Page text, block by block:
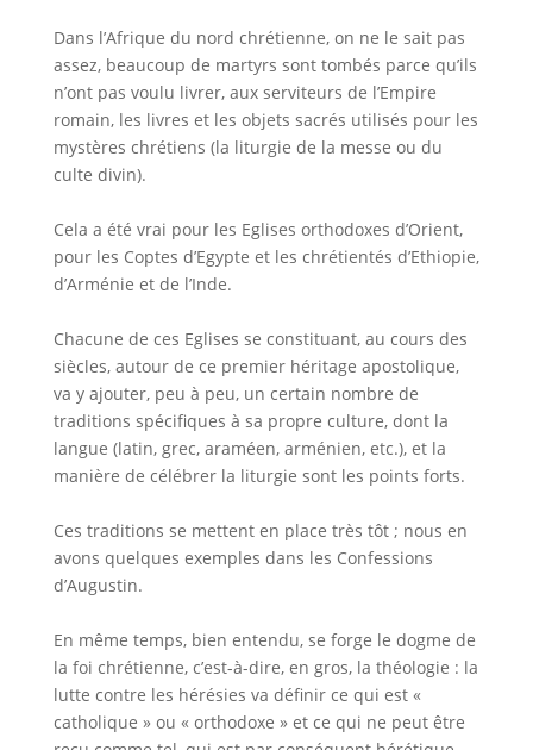
Dans l’Afrique du nord chrétienne, on ne le sait pas
assez, beaucoup de martyrs sont tombés parce qu’ils
n’ont pas voulu livrer, aux serviteurs de l’Empire
romain, les livres et les objets sacrés utilisés pour les
mystères chrétiens (la liturgie de la messe ou du
culte divin).
Cela a été vrai pour les Eglises orthodoxes d’Orient,
pour les Coptes d’Egypte et les chrétientés d’Ethiopie,
d’Arménie et de l’Inde.
Chacune de ces Eglises se constituant, au cours des
siècles, autour de ce premier héritage apostolique,
va y ajouter, peu à peu, un certain nombre de
traditions spécifiques à sa propre culture, dont la
langue (latin, grec, araméen, arménien, etc.), et la
manière de célébrer la liturgie sont les points forts.
Ces traditions se mettent en place très tôt ; nous en
avons quelques exemples dans les Confessions
d’Augustin.
En même temps, bien entendu, se forge le dogme de
la foi chrétienne, c’est-à-dire, en gros, la théologie : la
lutte contre les hérésies va définir ce qui est «
catholique » ou « orthodoxe » et ce qui ne peut être